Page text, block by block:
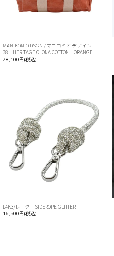
MANIKOMIO DSGN / マニコミオ デザイン
38 HERITAGE OLONA COTTON ORANGE
78,100円(税込)
L4K3/レーク SIDEROPE GLITTER
16,500円(税込)